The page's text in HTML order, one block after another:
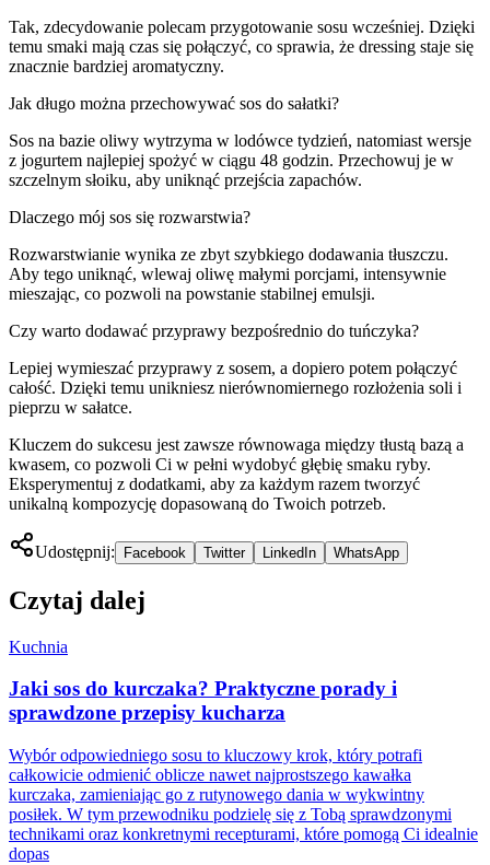
Tak, zdecydowanie polecam przygotowanie sosu wcześniej. Dzięki
temu smaki mają czas się połączyć, co sprawia, że dressing staje się
znacznie bardziej aromatyczny.
Jak długo można przechowywać sos do sałatki?
Sos na bazie oliwy wytrzyma w lodówce tydzień, natomiast wersje
z jogurtem najlepiej spożyć w ciągu 48 godzin. Przechowuj je w
szczelnym słoiku, aby uniknąć przejścia zapachów.
Dlaczego mój sos się rozwarstwia?
Rozwarstwianie wynika ze zbyt szybkiego dodawania tłuszczu.
Aby tego uniknąć, wlewaj oliwę małymi porcjami, intensywnie
mieszając, co pozwoli na powstanie stabilnej emulsji.
Czy warto dodawać przyprawy bezpośrednio do tuńczyka?
Lepiej wymieszać przyprawy z sosem, a dopiero potem połączyć
całość. Dzięki temu unikniesz nierównomiernego rozłożenia soli i
pieprzu w sałatce.
Kluczem do sukcesu jest zawsze równowaga między tłustą bazą a
kwasem, co pozwoli Ci w pełni wydobyć głębię smaku ryby.
Eksperymentuj z dodatkami, aby za każdym razem tworzyć
unikalną kompozycję dopasowaną do Twoich potrzeb.
Udostępnij: Facebook Twitter LinkedIn WhatsApp
Czytaj dalej
Kuchnia
Jaki sos do kurczaka? Praktyczne porady i
sprawdzone przepisy kucharza
Wybór odpowiedniego sosu to kluczowy krok, który potrafi
całkowicie odmienić oblicze nawet najprostszego kawałka
kurczaka, zamieniając go z rutynowego dania w wykwintny
posiłek. W tym przewodniku podzielę się z Tobą sprawdzonymi
technikami oraz konkretnymi recepturami, które pomogą Ci idealnie
dopas